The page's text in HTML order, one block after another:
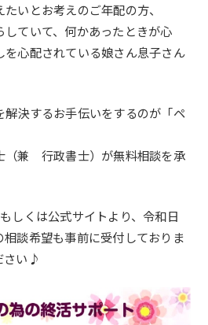
いとお考えのご年配の方、
していて、何かあったときが心
心配されている娘さん息子さん
解決するお手伝いをするのが「ペ
（兼 行政書士）が無料相談を承
しくは公式サイトより、令和日
談希望も事前に受付しておりま
さい♪